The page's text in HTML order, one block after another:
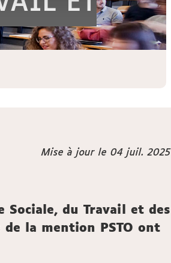
Mise à jour le 04 juil. 2025
Sociale, du Travail et des
de la mention PSTO ont